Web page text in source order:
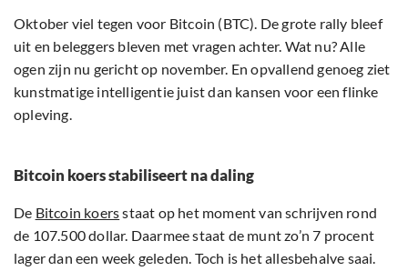
Oktober viel tegen voor Bitcoin (BTC). De grote rally bleef
uit en beleggers bleven met vragen achter. Wat nu? Alle
ogen zijn nu gericht op november. En opvallend genoeg ziet
kunstmatige intelligentie juist dan kansen voor een flinke
opleving.
Bitcoin koers stabiliseert na daling
De Bitcoin koersstaat op het moment van schrijven rond
de 107.500 dollar. Daarmee staat de munt zo’n 7 procent
lager dan een week geleden. Toch is het allesbehalve saai.